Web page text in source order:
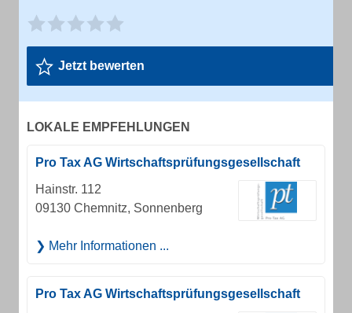
Jetzt bewerten
LOKALE EMPFEHLUNGEN
Pro Tax AG Wirtschaftsprüfungsgesellschaft
Hainstr. 112
09130 Chemnitz, Sonnenberg
Mehr Informationen ...
Pro Tax AG Wirtschaftsprüfungsgesellschaft